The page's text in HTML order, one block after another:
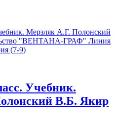
Учебник.
В.Б. Якир